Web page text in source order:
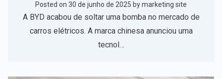
Posted on 30 de junho de 2025 bymarketing site
A BYD acabou de soltar uma bomba no mercado de
carros elétricos. A marca chinesa anunciou uma
tecnol…